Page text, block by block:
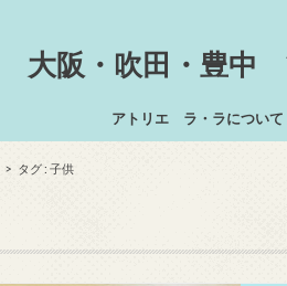
大阪・吹田・豊中
アトリエ ラ・ラについて
タグ : 子供